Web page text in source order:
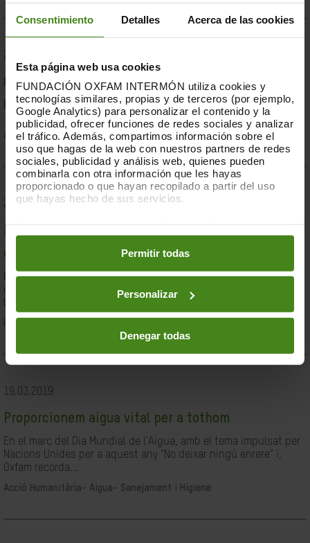
Consentimiento Detalles Acerca de las cookies
Esta página web usa cookies
FUNDACIÓN OXFAM INTERMÓN utiliza cookies y
tecnologías similares, propias y de terceros (por ejemplo,
Google Analytics) para personalizar el contenido y la
publicidad, ofrecer funciones de redes sociales y analizar
el tráfico. Además, compartimos información sobre el
uso que hagas de la web con nuestros partners de redes
sociales, publicidad y análisis web, quienes pueden
combinarla con otra información que les hayas
proporcionado o que hayan recopilado a partir del uso
que hayas hecho de sus servicios.
preferencias accediendo a nuestraPolítica de Cookieso
en los botones facilitados a continuación:
Permitir todas
Personalizar
Denegar todas
23.07.2019
Compromesos o complaents: una resposta fallida a
la crisi per sequera a la Banya d'Àfrica de 2019
Acció Humanitària-Resiliència i Mitjans de Vida
28.03.2019
desigualtat a Espanya
En el marc de la lluita contra la desigualtat, Oxfam Intermón ha
desenvolupat una eina d'anàlisi estructural de les causes de
la...
Ciutadania- Governabilitat i Drets Humans
19.03.2019
Proporcionem aigua vital per a tothom
En el marc del Dia Mundial de l'Aigua, amb el tema impulsat per
Nacions Unides per a aquest any "No deixar ningú enrere" i,
Oxfam recorda...
Acció Humanitària- Aigua- Sanejament i Higiene